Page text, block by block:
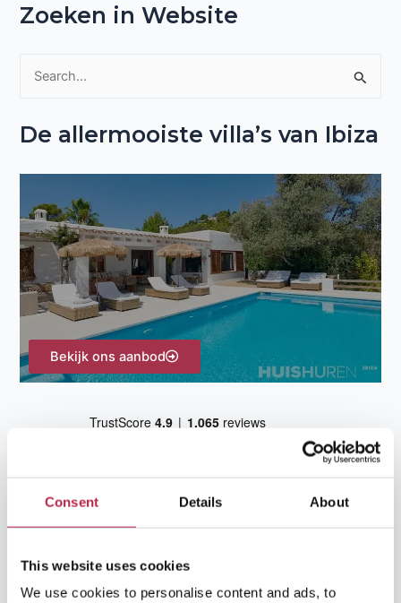
Consent Details About
This website uses cookies
We use cookies to personalise content and ads, to
Zoeken in Website
e
a
r
:
De allermooiste villa’s van Ibiza
Bekijk ons aanbod
Team Ibiza